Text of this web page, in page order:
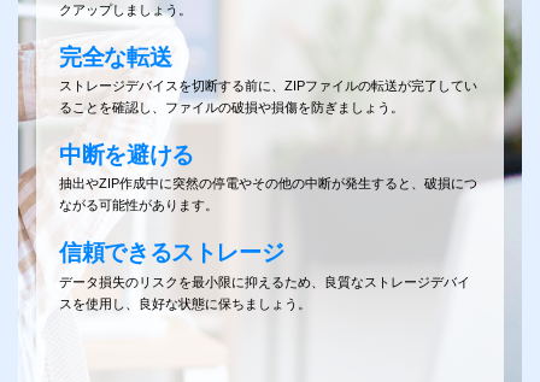
その
は
特化し
。
る便利
要で
ます
クアップしましょう。
完全な転送
ストレージデバイスを切断する前に、ZIPファイルの転送が完了してい
ることを確認し、ファイルの破損や損傷を防ぎましょう。
中断を避ける
抽出やZIP作成中に突然の停電やその他の中断が発生すると、破損につ
ながる可能性があります。
信頼できるストレージ
データ損失のリスクを最小限に抑えるため、良質なストレージデバイ
スを使用し、良好な状態に保ちましょう。